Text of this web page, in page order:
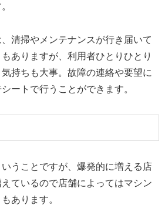
清掃やメンテナンスが行き届いて
ありますが、利用者ひとりひとり
持ちも大事。故障の連絡や要望に
ートで行うことができます。
うことですが、爆発的に増える店
ているので店舗によってはマシン
あります。